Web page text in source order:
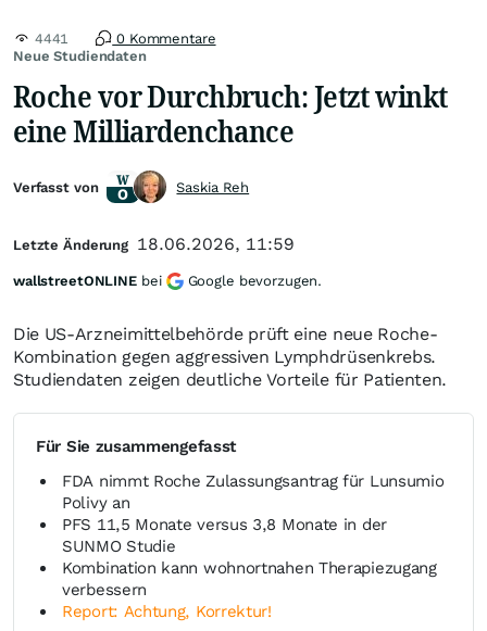
Neue Studiendaten
4441 0 Kommentare
Roche vor Durchbruch: Jetzt winkt
eine Milliardenchance
Die US-Arzneimittelbehörde prüft eine neue Roche-
Kombination gegen aggressiven Lymphdrüsenkrebs.
Studiendaten zeigen deutliche Vorteile für Patienten.
Für Sie zusammengefasst
FDA nimmt Roche Zulassungsantrag für Lunsumio
Polivy an
PFS 11,5 Monate versus 3,8 Monate in der
SUNMO Studie
Kombination kann wohnortnahen Therapiezugang
verbessern
Report: Achtung, Korrektur!
Verfasst von Saskia Reh
Letzte Änderung 18.06.2026, 11:59
wallstreetONLINE bei Google bevorzugen.